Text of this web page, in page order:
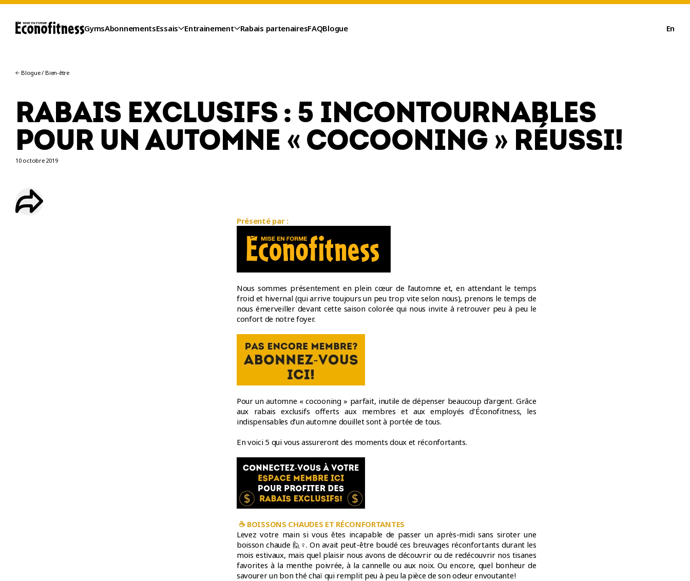
ESSAIS
GymsAbonnementsEssais Entrainement Rabais partenairesFAQBlogue En
Blogue/Bien-être
RABAIS EXCLUSIFS : 5 INCONTOURNABLES
POUR UN AUTOMNE « COCOONING » RÉUSSI!
10 octobre 2019
Présenté par :
Nous sommes présentement en plein cœur de l’automne et, en attendant le temps
froid et hivernal (qui arrive toujours un peu trop vite selon nous), prenons le temps de
nous émerveiller devant cette saison colorée qui nous invite à retrouver peu à peu le
confort de notre foyer.
Pour un automne « cocooning » parfait, inutile de dépenser beaucoup d’argent. Grâce
aux rabais exclusifs offerts aux membres et aux employés d’Éconofitness, les
indispensables d’un automne douillet sont à portée de tous.
En voici 5 qui vous assureront des moments doux et réconfortants.
☕BOISSONS CHAUDES ET RÉCONFORTANTES
Levez votre main si vous êtes incapable de passer un après-midi sans siroter une
boisson chaude 🙋♀. On avait peut-être boudé ces breuvages réconfortants durant les
mois estivaux, mais quel plaisir nous avons de découvrir ou de redécouvrir nos tisanes
favorites à la menthe poivrée, à la cannelle ou aux noix. Ou encore, quel bonheur de
savourer un bon thé chaï qui remplit peu à peu la pièce de son odeur envoutante !